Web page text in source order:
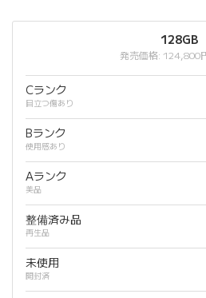
128GB
発売価格: 124,800
Cランク
目立つ傷あり
Bランク
使用感あり
Aランク
美品
整備済み品
再生品
未使用
開封済